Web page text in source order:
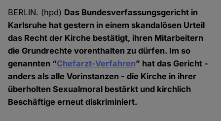
BERLIN. (hpd) Das Bundesverfassungsgericht in
Karlsruhe hat gestern in einem skandalösen Urteil
das Recht der Kirche bestätigt, ihren Mitarbeitern
die Grundrechte vorenthalten zu dürfen. Im so
genannten “Chefarzt-Verfahren” hat das Gericht -
anders als alle Vorinstanzen - die Kirche in ihrer
überholten Sexualmoral bestärkt und kirchlich
Beschäftige erneut diskriminiert.